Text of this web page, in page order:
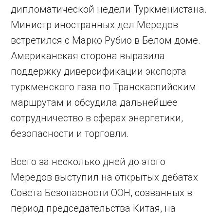
дипломатической недели Туркменистана.
Министр иностранных дел Мередов
встретился с Марко Рубио в Белом доме.
Американская сторона выразила
поддержку диверсификации экспорта
туркменского газа по Транскаспийским
маршрутам и обсудила дальнейшее
сотрудничество в сферах энергетики,
безопасности и торговли.
Всего за несколько дней до этого
Мередов выступил на открытых дебатах
Совета Безопасности ООН, созванных в
период председательства Китая, на